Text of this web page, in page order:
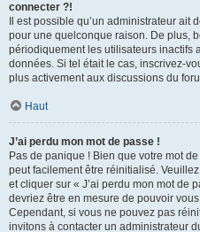
connecter ?!
Il est possible qu’un administrateur ait
pour une quelconque raison. De plus,
périodiquement les utilisateurs inactifs
données. Si tel était le cas, inscrivez-
plus activement aux discussions du
Haut
J’ai perdu mon mot de passe !
Pas de panique ! Bien que votre mot
peut facilement être réinitialisé.
et cliquer sur « J’ai perdu mon mot de
devriez être en mesure de pouvoir
Cependant, si vous ne pouvez pas
invitons à contacter un administrateur